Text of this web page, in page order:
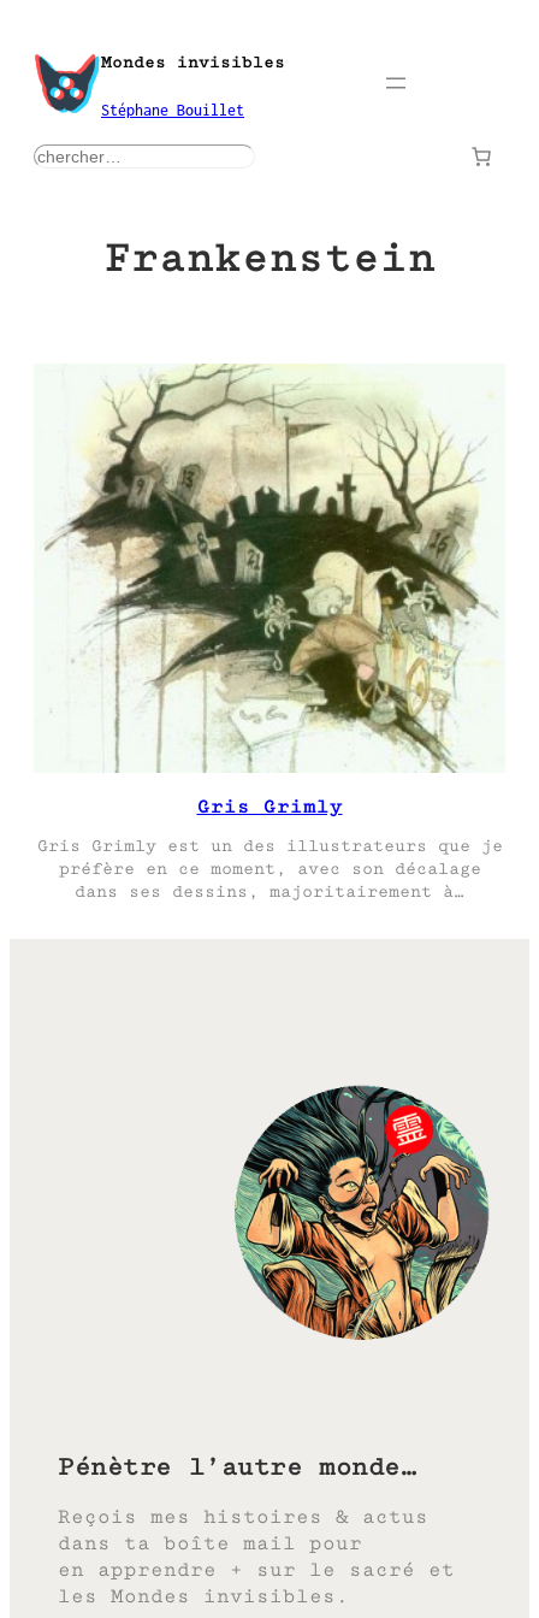
contenu
Mondes invisibles
Stéphane Bouillet
rechercher
Frankenstein
Gris Grimly
Gris Grimly est un des illustrateurs que je
préfère en ce moment, avec son décalage
dans ses dessins, majoritairement à…
Pénètre l’autre monde…
Reçois mes histoires & actus
dans ta boîte mail pour
en apprendre + sur le sacré et
les Mondes invisibles.